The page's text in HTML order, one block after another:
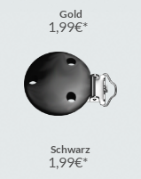
Gold
1,99€
Schwarz
1,99€